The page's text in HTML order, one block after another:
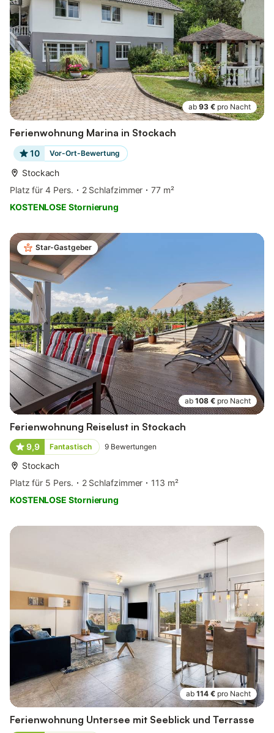
ab 93 € pro Nacht
Ferienwohnung Marina in Stockach
10 Vor-Ort-Bewertung
Stockach
Platz für 4 Pers.
2 Schlafzimmer
77 m²
KOSTENLOSE Stornierung
Star-Gastgeber
ab 108 € pro Nacht
Ferienwohnung Reiselust in Stockach
9,9 Fantastisch 9 Bewertungen
Stockach
Platz für 5 Pers.
2 Schlafzimmer
113 m²
KOSTENLOSE Stornierung
ab 114 € pro Nacht
Ferienwohnung Untersee mit Seeblick und Terrasse